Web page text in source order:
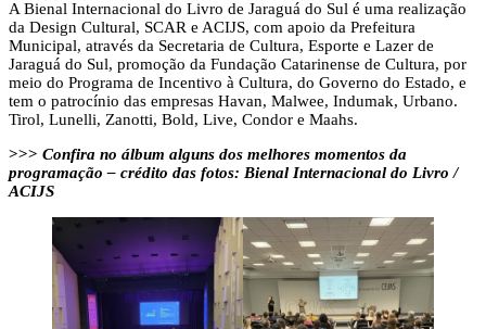
A Bienal Internacional do Livro de Jaraguá do Sul é uma realização
da Design Cultural, SCAR e ACIJS, com apoio da Prefeitura
Municipal, através da Secretaria de Cultura, Esporte e Lazer de
Jaraguá do Sul, promoção da Fundação Catarinense de Cultura, por
meio do Programa de Incentivo à Cultura, do Governo do Estado, e
tem o patrocínio das empresas Havan, Malwee, Indumak, Urbano.
Tirol, Lunelli, Zanotti, Bold, Live, Condor e Maahs.
>>> Confira no álbum alguns dos melhores momentos da
programação – crédito das fotos: Bienal Internacional do Livro /
ACIJS